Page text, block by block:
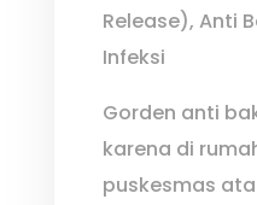
Release), Anti
Infeksi
Gorden anti
karena di
puskesmas